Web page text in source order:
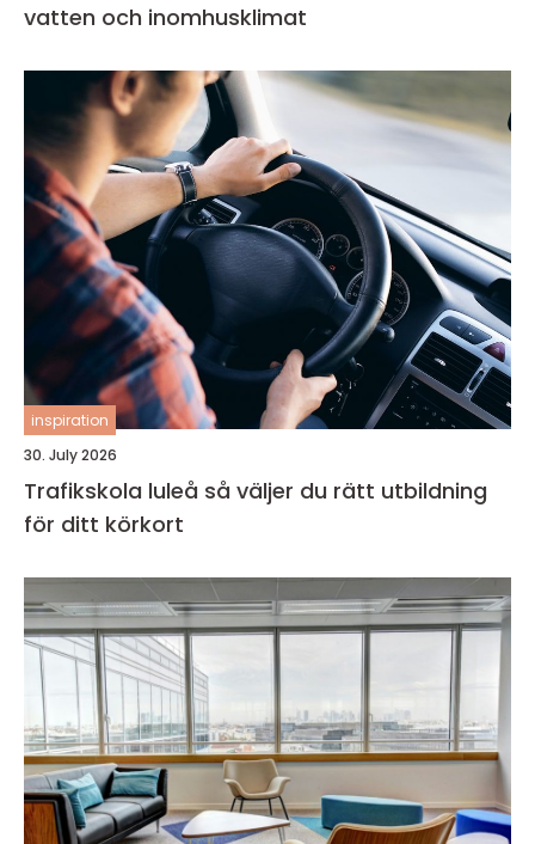
vatten och inomhusklimat
inspiration
30. July 2026
Trafikskola luleå så väljer du rätt utbildning
för ditt körkort